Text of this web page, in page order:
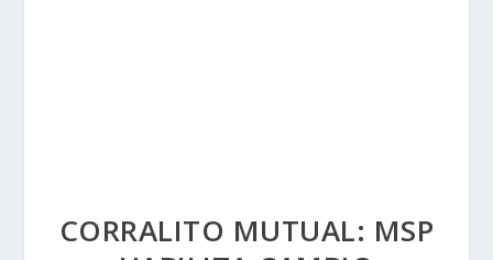
CORRALITO MUTUAL: MSP